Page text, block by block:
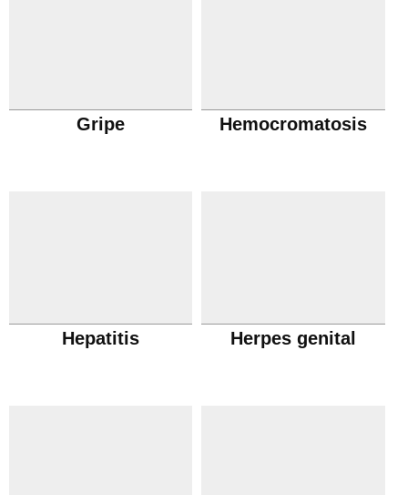
Gripe Hemocromatosis
Hepatitis Herpes genital